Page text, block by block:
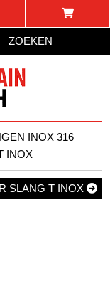
ZOEKEN
INOX 316
INOX
SLANG T INOX